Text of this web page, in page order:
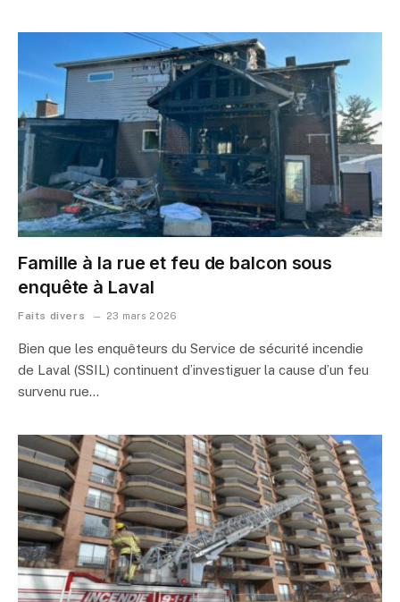
Famille à la rue et feu de balcon sous
enquête à Laval
Faits divers 23 mars 2026
Bien que les enquêteurs du Service de sécurité incendie
de Laval (SSIL) continuent d’investiguer la cause d’un feu
survenu rue…